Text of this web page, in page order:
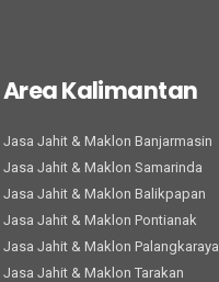
Area Kalimantan
Jasa Jahit & Maklon Banjarmasin
Jasa Jahit & Maklon Samarinda
Jasa Jahit & Maklon Balikpapan
Jasa Jahit & Maklon Pontianak
Jasa Jahit & Maklon Palangkaraya
Jasa Jahit & Maklon Tarakan